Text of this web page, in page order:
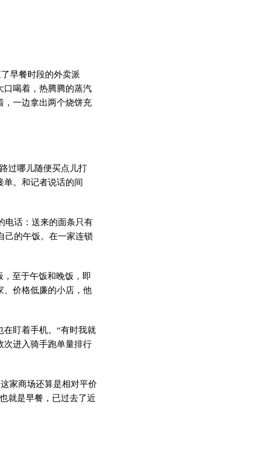
早餐时段的外卖派
口喝着，热腾腾的蒸汽
，一边拿出两个烧饼充
过哪儿随便买点儿打
单。和记者说话的间
话：送来的面条只有
己的午饭。在一家连锁
至于午饭和晚饭，即
、价格低廉的小店，他
盯着手机。“有时我就
次进入骑手跑单量排行
家商场还算是相对平价
就是早餐，已过去了近